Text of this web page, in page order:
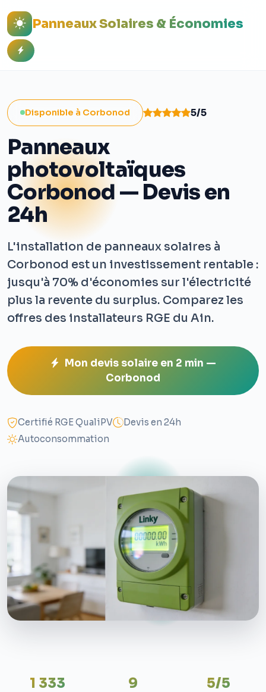
Panneaux Solaires & Économies
Disponible à Corbonod 5/5
Panneaux
photovoltaïques
Corbonod — Devis en
24h
L'installation de panneaux solaires à
Corbonod est un investissement rentable :
jusqu'à 70% d'économies sur l'électricité
plus la revente du surplus. Comparez les
offres des installateurs RGE du Ain.
Mon devis solaire en 2 min —
Corbonod
Certifié RGE QualiPV
Devis en 24h
Autoconsommation
1 333 9 5/5